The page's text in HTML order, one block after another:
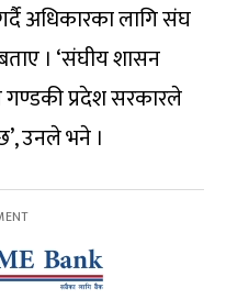
अधिकारका लागि संघ
। ‘संघीय शासन
प्रदेश सरकारले
उनले भने ।